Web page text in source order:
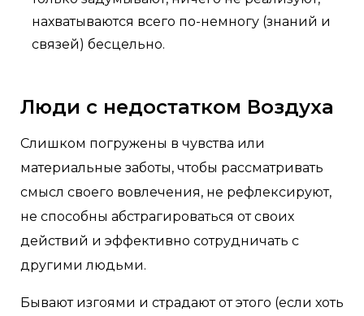
нахватываются всего по-немногу (знаний и
связей) бесцельно.
Люди с недостатком Воздуха
Слишком погружены в чувства или
материальные заботы, чтобы рассматривать
смысл своего вовлечения, не рефлексируют,
не способны абстрагироваться от своих
действий и эффективно сотрудничать с
другими людьми.
Бывают изгоями и страдают от этого (если хоть